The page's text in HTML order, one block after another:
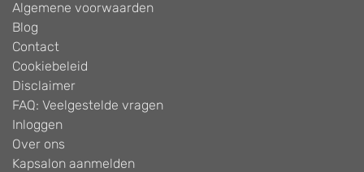
Algemene voorwaarden
Blog
Contact
Cookiebeleid
Disclaimer
FAQ: Veelgestelde vragen
Inloggen
Over ons
Kapsalon aanmelden